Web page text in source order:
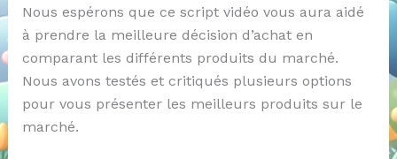
Nous espérons que ce script vidéo vous aura aidé
à prendre la meilleure décision d’achat en
comparant les différents produits du marché.
Nous avons testés et critiqués plusieurs options
pour vous présenter les meilleurs produits sur le
marché.